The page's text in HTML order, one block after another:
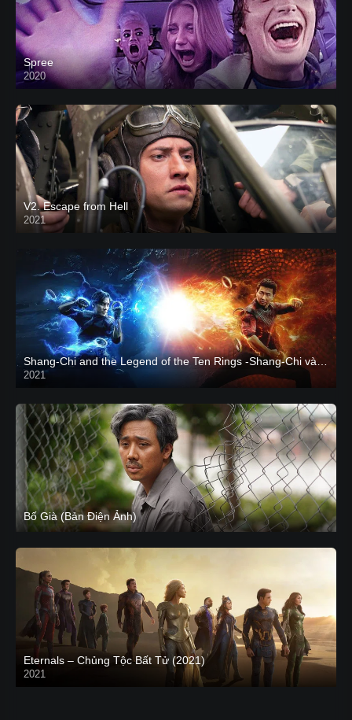
Spree
2020
V2. Escape from Hell
2021
2021
CAM
Bố Già (Bản Điện Ảnh)
Eternals – Chủng Tộc Bất Tử (2021)
2021
Trailer